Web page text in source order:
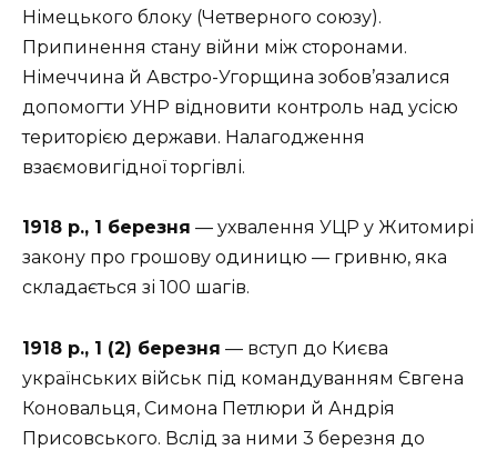
Німецького блоку (Четверного союзу).
Припинення стану війни між сторонами.
Німеччина й Австро-Угорщина зобов’язалися
допомогти УНР відновити контроль над усісю
територією держави. Налагодження
взаємовигідної торгівлі.
1918 р., 1 березня — ухвалення УЦР у Житомирі
закону про грошову одиницю — гривню, яка
складається зі 100 шагів.
1918 р., 1 (2) березня — вступ до Києва
українських військ під командуванням Євгена
Коновальця, Симона Петлюри й Андрія
Присовського. Вслід за ними 3 березня до